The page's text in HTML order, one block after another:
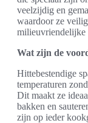
veelzijdig en
waardoor ze
milieuvriendelijke
Wat zijn de
Hittebestendige
temperaturen
Dit maakt ze
bakken en
zijn op ieder